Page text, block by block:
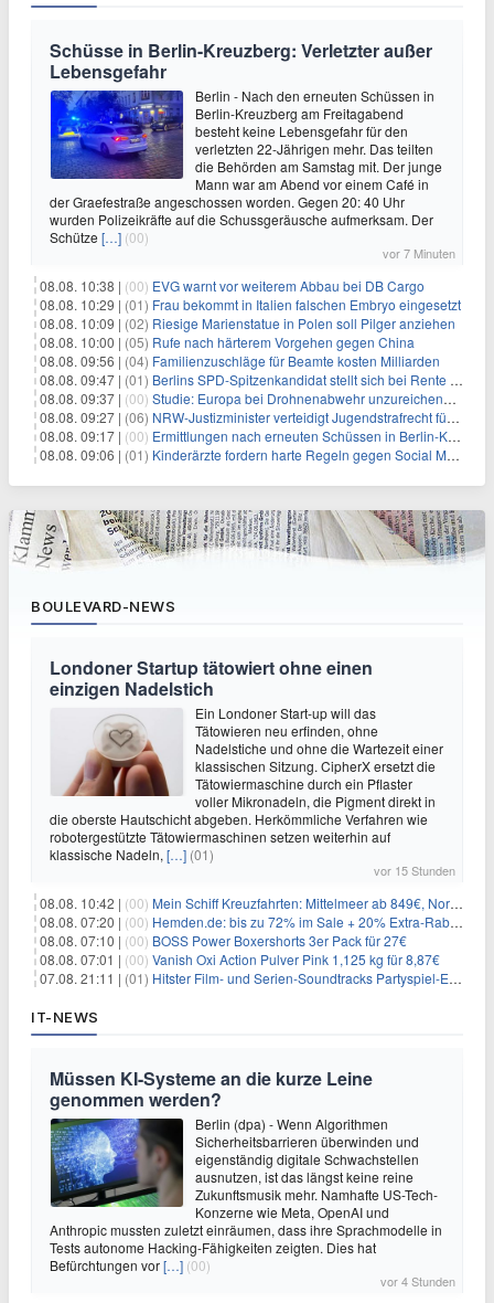
Schüsse in Berlin-Kreuzberg: Verletzter außer
Lebensgefahr
Berlin - Nach den erneuten Schüssen in
Berlin-Kreuzberg am Freitagabend
besteht keine Lebensgefahr für den
verletzten 22-Jährigen mehr. Das teilten
die Behörden am Samstag mit. Der junge
Mann war am Abend vor einem Café in
der Graefestraße angeschossen worden. Gegen 20: 40 Uhr
wurden Polizeikräfte auf die Schussgeräusche aufmerksam. Der
Schütze […] (00)
vor 7 Minuten
08.08. 10:38 | (00) EVG warnt vor weiterem Abbau bei DB Cargo
08.08. 10:29 | (01) Frau bekommt in Italien falschen Embryo eingesetzt
08.08. 10:09 | (02) Riesige Marienstatue in Polen soll Pilger anziehen
08.08. 10:00 | (05) Rufe nach härterem Vorgehen gegen China
08.08. 09:56 | (04) Familienzuschläge für Beamte kosten Milliarden
08.08. 09:47 | (01) Berlins SPD-Spitzenkandidat stellt sich bei Rente mit 63 quer
08.08. 09:37 | (00) Studie: Europa bei Drohnenabwehr unzureichend vorbereitet
08.08. 09:27 | (06) NRW-Justizminister verteidigt Jugendstrafrecht für Heranwachsende
08.08. 09:17 | (00) Ermittlungen nach erneuten Schüssen in Berlin-Kreuzberg dauern an
08.08. 09:06 | (01) Kinderärzte fordern harte Regeln gegen Social Media
BOULEVARD-NEWS
Londoner Startup tätowiert ohne einen
einzigen Nadelstich
Ein Londoner Start-up will das
Tätowieren neu erfinden, ohne
Nadelstiche und ohne die Wartezeit einer
klassischen Sitzung. CipherX ersetzt die
Tätowiermaschine durch ein Pflaster
voller Mikronadeln, die Pigment direkt in
die oberste Hautschicht abgeben. Herkömmliche Verfahren wie
robotergestützte Tätowiermaschinen setzen weiterhin auf
klassische Nadeln, […] (01)
vor 15 Stunden
08.08. 10:42 | (00) Mein Schiff Kreuzfahrten: Mittelmeer ab 849€, Norwegen ab 999€ p.P.
08.08. 07:20 | (00) Hemden.de: bis zu 72% im Sale + 20% Extra-Rabatt dank Gutschein
08.08. 07:10 | (00) BOSS Power Boxershorts 3er Pack für 27€
08.08. 07:01 | (00) Vanish Oxi Action Pulver Pink 1,125 kg für 8,87€
07.08. 21:11 | (01) Hitster Film- und Serien-Soundtracks Partyspiel-Erweiterung für 6,99€
IT-NEWS
Müssen KI-Systeme an die kurze Leine
genommen werden?
Berlin (dpa) - Wenn Algorithmen
Sicherheitsbarrieren überwinden und
eigenständig digitale Schwachstellen
ausnutzen, ist das längst keine reine
Zukunftsmusik mehr. Namhafte US-Tech-
Konzerne wie Meta, OpenAI und
Anthropic mussten zuletzt einräumen, dass ihre Sprachmodelle in
Tests autonome Hacking-Fähigkeiten zeigten. Dies hat
Befürchtungen vor[…] (00)
vor 4 Stunden